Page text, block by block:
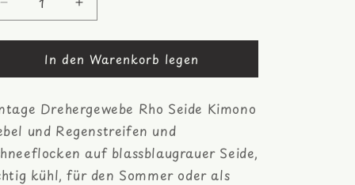
Verringere
die
Menge
Regen
Nebel
Hitoe
Rho
Seide
Erhöhe
die
Menge
für
Regen
Nebel
Hitoe
Kimono,
Rho
Seide
In den Warenkorb legen
Drehergewebe Rho Seide Kimono
und Regenstreifen und
auf blassblaugrauer Seide,
kühl, für den Sommer oder als